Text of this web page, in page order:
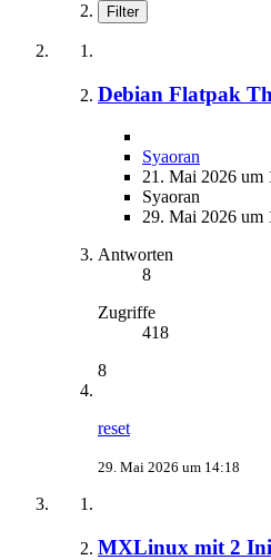
Filter
Debian Flatpak
Syaoran
21. Mai 2026 um
Syaoran
29. Mai 2026 um
Antworten
8
Zugriffe
418
8
reset
29. Mai 2026 um 14:18
MXLinux mit 2